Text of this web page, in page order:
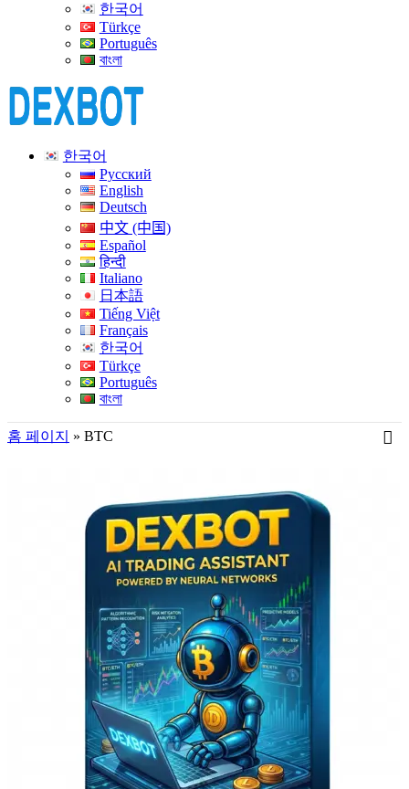
한국어
Türkçe
Português
বাংলা
한국어
Русский
English
Deutsch
中文 (中国)
Español
हिन्दी
Italiano
日本語
Tiếng Việt
Français
한국어
Türkçe
Português
বাংলা
홈 페이지 » BTC